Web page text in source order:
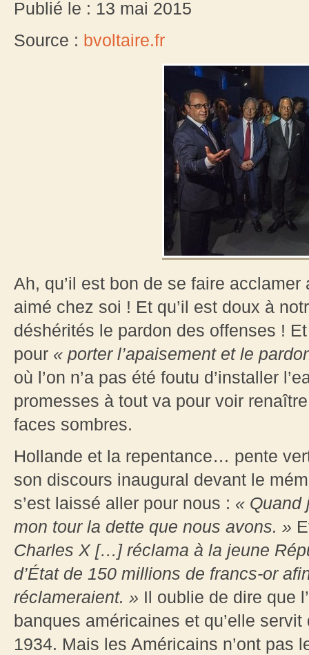
Publié le : 13 mai 2015
Source : bvoltaire.fr
Ah, qu’il est bon de se faire
aimé chez soi ! Et qu’il est doux à
déshérités le pardon des offenses !
pour « porter l’apaisement et le
où l’on n’a pas été foutu d’installer
promesses à tout va pour voir
faces sombres.
Hollande et la repentance… pente
son discours inaugural devant le
s’est laissé aller pour nous : « Quand
mon tour la dette que nous avons. »
Charles X […] réclama à la jeune
d’État de 150 millions de francs-or
réclameraient. » Il oublie de dire que
banques américaines et qu’elle
1934. Mais les Américains n’ont pas